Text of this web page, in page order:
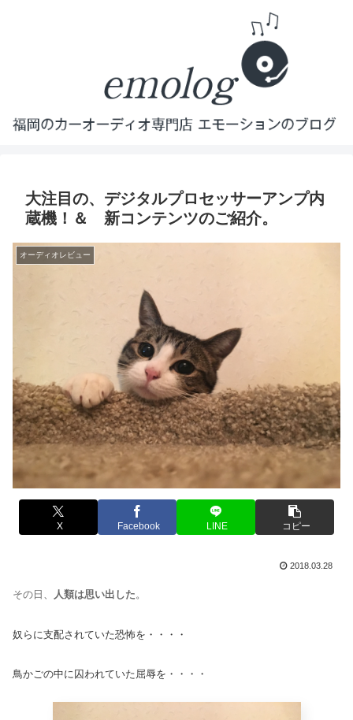
大注目の、デジタルプロセッサーアンプ内
蔵機！＆ 新コンテンツのご紹介。
オーディオレビュー
X Facebook LINE コピー
2018.03.28
その日 、 人類は思い出した。
奴らに支配されていた恐怖を・・・・
鳥かごの中に囚われていた屈辱を・・・・